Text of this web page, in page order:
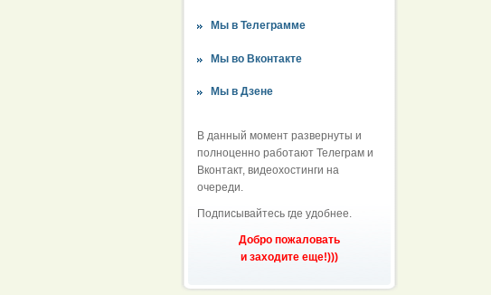
Мы в Телеграмме
Мы во Вконтакте
Мы в Дзене
В данный момент развернуты и
полноценно работают Телеграм и
Вконтакт, видеохостинги на
очереди.
Подписывайтесь где удобнее.
Добро пожаловать
и заходите еще!)))